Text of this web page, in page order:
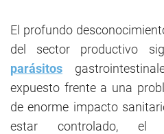
El profundo
del sector productivo
parásitos
expuesto frente a una
de enorme impacto
estar controlado, el